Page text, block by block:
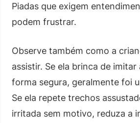
Piadas que exigem
podem frustrar.
Observe também como a
assistir. Se ela brinca de
forma segura, geralmente foi
Se ela repete trechos
irritada sem motivo, reduza a